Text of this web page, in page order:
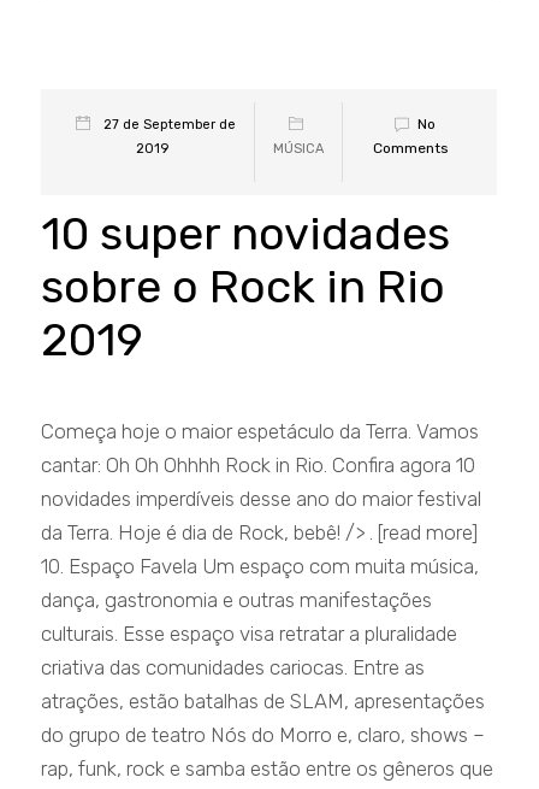
27 de September de
2019
MÚSICA
No
Comments
10 super novidades
sobre o Rock in Rio
2019
Começa hoje o maior espetáculo da Terra. Vamos
cantar: Oh Oh Ohhhh Rock in Rio. Confira agora 10
novidades imperdíveis desse ano do maior festival
da Terra. Hoje é dia de Rock, bebê! /> . [read more]
10. Espaço Favela Um espaço com muita música,
dança, gastronomia e outras manifestações
culturais. Esse espaço visa retratar a pluralidade
criativa das comunidades cariocas. Entre as
atrações, estão batalhas de SLAM, apresentações
do grupo de teatro Nós do Morro e, claro, shows –
rap, funk, rock e samba estão entre os gêneros que